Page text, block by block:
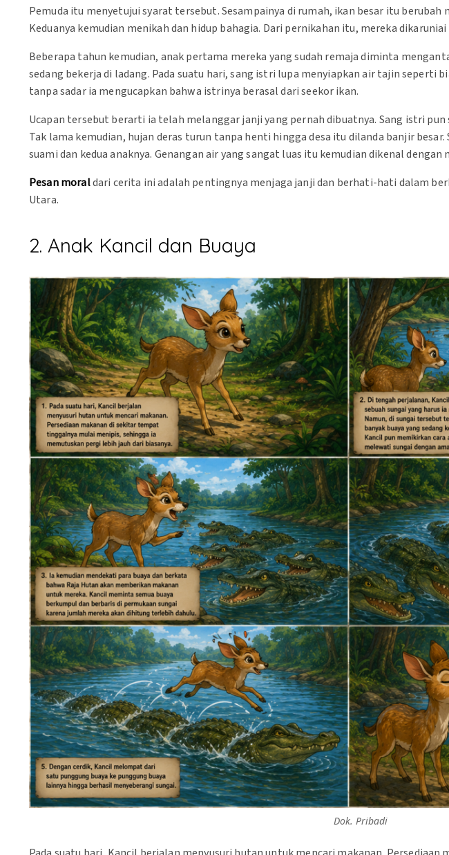
Pemuda itu menyetujui syarat tersebut. Sesampainya di rumah, ikan besar itu berubah
Keduanya kemudian menikah dan hidup bahagia. Dari pernikahan itu, mereka dikaruniai
Beberapa tahun kemudian, anak pertama mereka yang sudah remaja diminta
sedang bekerja di ladang. Pada suatu hari, sang istri lupa menyiapkan air tajin seperti
tanpa sadar ia mengucapkan bahwa istrinya berasal dari seekor ikan.
Ucapan tersebut berarti ia telah melanggar janji yang pernah dibuatnya. Sang istri
Tak lama kemudian, hujan deras turun tanpa henti hingga desa itu dilanda banjir
suami dan kedua anaknya. Genangan air yang sangat luas itu kemudian dikenal dengan
Pesan moraldari cerita ini adalah pentingnya menjaga janji dan berhati-hati dalam
Utara.
2. Anak Kancil dan Buaya
Dok. Pribadi